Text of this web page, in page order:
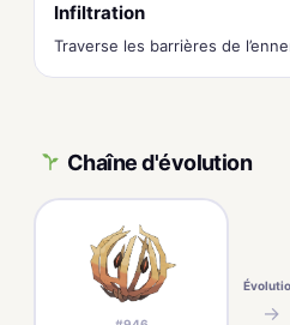
Infiltration
Traverse les barrières de
Chaîne d'évolution
→